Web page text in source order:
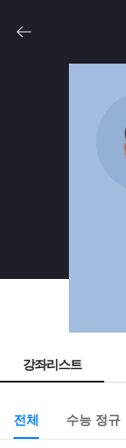
강좌리스트
전체 수능 정규